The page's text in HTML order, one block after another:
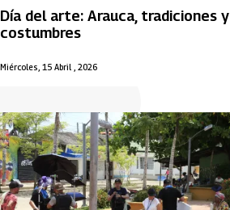
Miércoles, 15 Abril , 2026
Día del arte: Arauca, tradiciones y
costumbres